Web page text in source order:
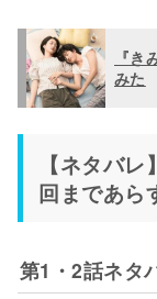
『
みた
【ネタバ
回まであら
第1・2話ネタ